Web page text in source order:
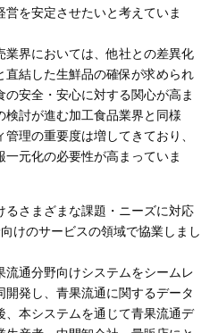
を安定させたいと考えていま
業界においては、他社との差異化
結した生鮮品の確保が求められ
安全・安心に対する関心が高ま
討が進む加工食品業界と同様
理の重要度は増してきており、
元化の必要性が高まっていま
るさまざまな課題・ニーズに対応
けのサービスの領域で協業しまし
流通分野向けシステムをシームレ
開発し、青果流通に関するデータ
本システムを通じて青果流通デ